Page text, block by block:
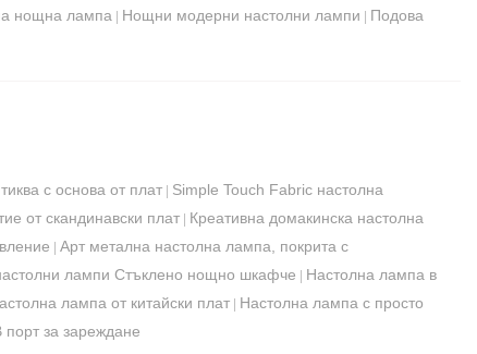
нощна лампа | Нощни модерни настолни лампи | Подова
с основа от плат | Simple Touch Fabric настолна
от скандинавски плат | Креативна домакинска настолна
| Арт метална настолна лампа, покрита с
лампи Стъклено нощно шкафче | Настолна лампа в
лампа от китайски плат | Настолна лампа с просто
за зареждане